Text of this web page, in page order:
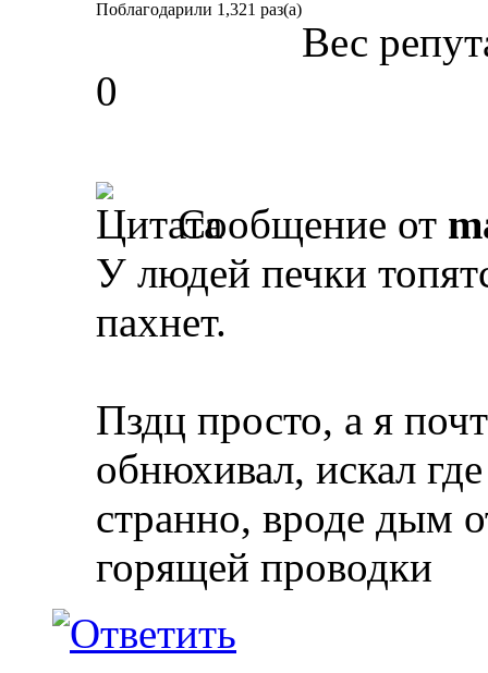
Поблагодарили 1,321 раз(а)
Вес
0
Сообщение от
У людей печки
пахнет.
Пздц просто, а я
обнюхивал, искал
странно, вроде дым
горящей проводки